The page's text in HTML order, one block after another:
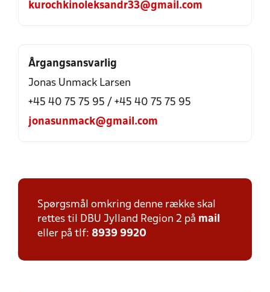
kurochkinoleksandr33@gmail.com
Årgangsansvarlig
Jonas Unmack Larsen
+45 40 75 75 95 / +45 40 75 75 95
jonasunmack@gmail.com
Spørgsmål omkring denne række skal
rettes til DBU Jylland Region 2 på mail
eller på tlf: 8939 9920